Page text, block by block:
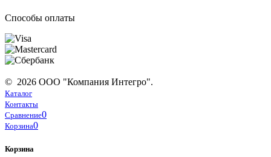
Способы оплаты
© 2026 ООО "Компания Интегро".
Каталог
Контакты
Сравнение0
Корзина0
Корзина